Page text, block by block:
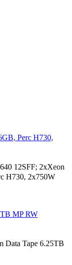
Perc H730,
12SFF; 2xXeon
H730, 2x750W
MP RW
Data Tape 6.25TB